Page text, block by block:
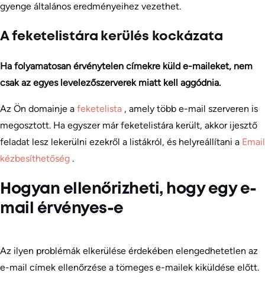
gyenge általános eredményeihez vezethet.
A feketelistára kerülés kockázata
Ha folyamatosan érvénytelen címekre küld e-maileket, nem
csak az egyes levelezőszerverek miatt kell aggódnia.
Az Ön domainje a feketelista , amely több e-mail szerveren is
megosztott. Ha egyszer már feketelistára került, akkor ijesztő
feladat lesz lekerülni ezekről a listákról, és helyreállítani a Email
kézbesíthetőség .
Hogyan ellenőrizheti, hogy egy e-
mail érvényes-e
Az ilyen problémák elkerülése érdekében elengedhetetlen az
e-mail címek ellenőrzése a tömeges e-mailek kiküldése előtt.